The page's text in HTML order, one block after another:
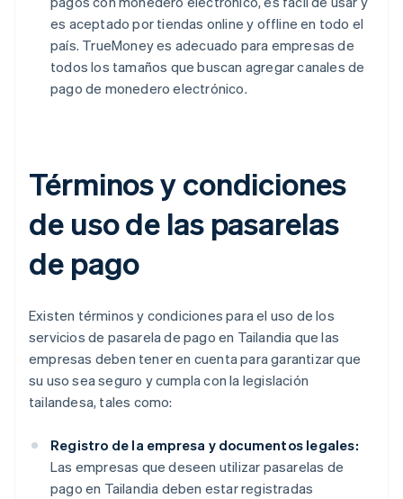
es aceptado por tiendas online y offline en todo el
país. TrueMoney es adecuado para empresas de
todos los tamaños que buscan agregar canales de
pago de monedero electrónico.
Términos y condiciones
de uso de las pasarelas
de pago
Existen términos y condiciones para el uso de los
servicios de pasarela de pago en Tailandia que las
empresas deben tener en cuenta para garantizar que
su uso sea seguro y cumpla con la legislación
tailandesa, tales como:
Registro de la empresa y documentos legales:
Las empresas que deseen utilizar pasarelas de
pago en Tailandia deben estar registradas